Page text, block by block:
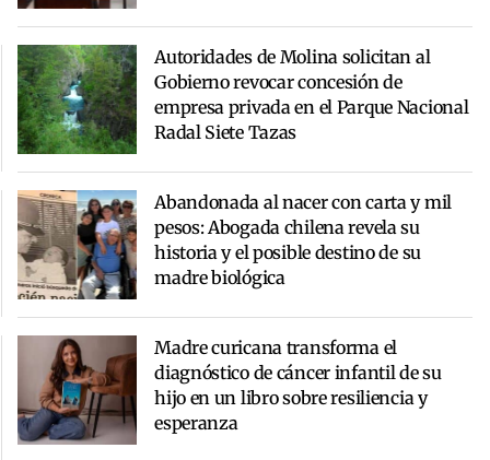
Autoridades de Molina solicitan al
Gobierno revocar concesión de
empresa privada en el Parque Nacional
Radal Siete Tazas
Abandonada al nacer con carta y mil
pesos: Abogada chilena revela su
historia y el posible destino de su
madre biológica
Madre curicana transforma el
diagnóstico de cáncer infantil de su
hijo en un libro sobre resiliencia y
esperanza